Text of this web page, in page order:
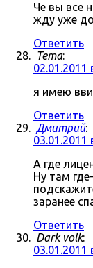
Че вы все
жду уже
Ответить
Tema:
02.01.2011
я имею
Ответить
Дмитрий:
03.01.2011
А где
Ну там
заранее
Ответить
Dark volk:
03.01.2011